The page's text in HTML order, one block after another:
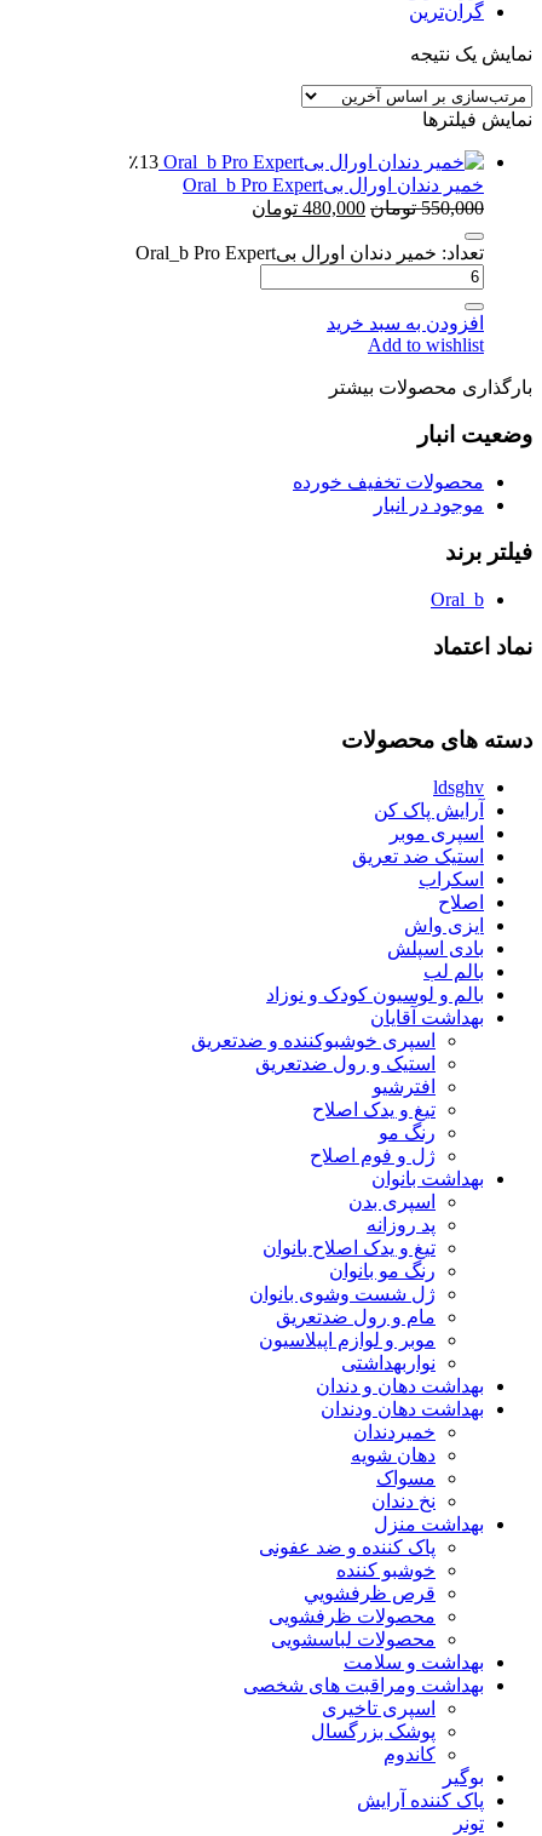
گران‌ترین
نمایش یک نتیجه
نمایش فیلترها
٪13
خمیر دندان اورال بیOral_b Pro Expert
550,000 تومان 480,000 تومان
تعداد: خمیر دندان اورال بیOral_b Pro Expert
افزودن به سبد خرید
Add to wishlist
بارگذاری محصولات بیشتر
وضعیت انبار
محصولات تخفیف خورده
موجود در انبار
فیلتر برند
Oral_b
نماد اعتماد
دسته های محصولات
ldsghv
آرایش پاک کن
اسپری موبر
استیک ضد تعریق
اسکراب
اصلاح
ایزی واش
بادی اسپلش
بالم لب
بالم و لوسیون کودک و نوزاد
بهداشت آقایان
اسپری خوشبوکننده و ضدتعریق
استیک و رول ضدتعریق
افترشیو
تیغ و یدک اصلاح
رنگ مو
ژل و فوم اصلاح
بهداشت بانوان
اسپری بدن
پد روزانه
تیغ و یدک اصلاح بانوان
رنگ مو بانوان
ژل شست وشوی بانوان
مام و رول ضدتعریق
موبر و لوازم اپیلاسیون
نواربهداشتی
بهداشت دهان و دندان
بهداشت دهان ودندان
خمیردندان
دهان شویه
مسواک
نخ دندان
بهداشت منزل
پاک کننده و ضد عفونی
خوشبو کننده
قرص ظرفشويي
محصولات ظرفشویی
محصولات لباسشویی
بهداشت و سلامت
بهداشت ومراقبت های شخصی
اسپری تاخیری
پوشک بزرگسال
کاندوم
بوگیر
پاک کننده آرایش
تونر